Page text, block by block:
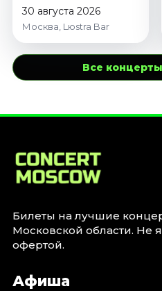
30 августа 2026
Москва, Lюstra Bar
Все
Билеты на лучшие
Московской области. Не
офертой.
Афиша